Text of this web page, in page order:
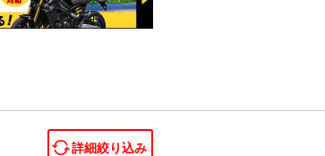
詳細絞り込み